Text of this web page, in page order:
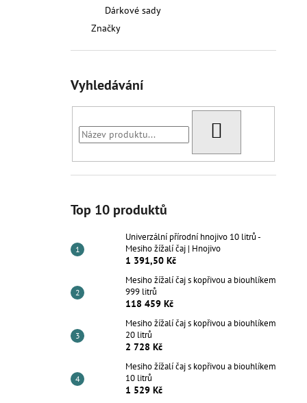
Dárkové sady
Značky
Vyhledávání
Top 10 produktů
Univerzální přírodní hnojivo 10 litrů -
Mesiho žížalí čaj | Hnojivo
1 391,50 Kč
Mesiho žížalí čaj s kopřivou a biouhlíkem
999 litrů
118 459 Kč
Mesiho žížalí čaj s kopřivou a biouhlíkem
20 litrů
2 728 Kč
Mesiho žížalí čaj s kopřivou a biouhlíkem
10 litrů
1 529 Kč